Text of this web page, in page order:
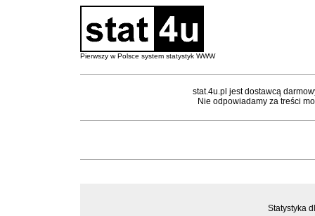
Pierwszy w Polsce system statystyk WWW
stat.4u.pl jest dostawcą
Nie odpowiadamy za treści
Statystyka